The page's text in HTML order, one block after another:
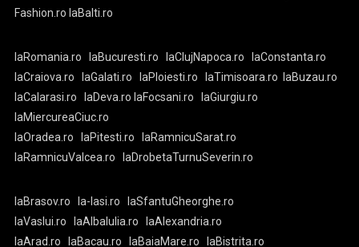
Fashion.ro laBalti.ro
laRomania.ro laBucuresti.ro laClujNapoca.ro
laConstanta.ro
laCraiova.ro
laGalati.ro laPloiesti.ro laTimisoara.ro
laBuzau.ro
laCalarasi.ro
laDeva.ro laFocsani.ro
laGiurgiu.ro
laMiercureaCiuc.ro
laOradea.ro
laPitesti.ro
laRamnicuSarat.ro
laRamnicuValcea.ro
laDrobetaTurnuSeverin.ro
laBrasov.ro la-Iasi.ro
laSfantuGheorghe.ro
laVaslui.ro
laAlbaIulia.ro
laAlexandria.ro
laArad.ro
laBacau.ro laBaiaMare.ro laBistrita.ro